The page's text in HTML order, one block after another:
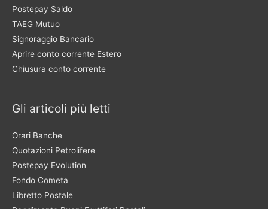
Postepay Saldo
TAEG Mutuo
Signoraggio Bancario
Aprire conto corrente Estero
Chiusura conto corrente
Gli articoli più letti
Orari Banche
Quotazioni Petrolifere
Postepay Evolution
Fondo Cometa
Libretto Postale